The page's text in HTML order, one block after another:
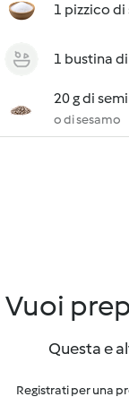
1 pizzico di
1 bustina
20 g di
o di sesamo
Vuoi
Questa e
Registrati per una